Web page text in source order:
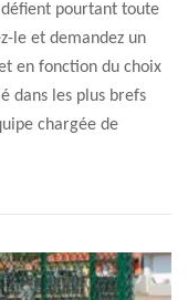
pourtant toute
le et demandez un
en fonction du choix
dans les plus brefs
chargée de